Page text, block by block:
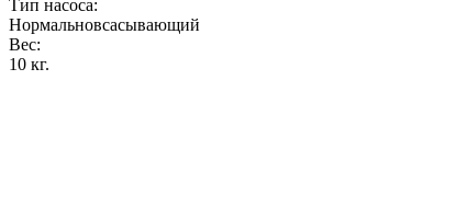
Тип насоса:
Нормальновсасывающий
Вес:
10 кг.